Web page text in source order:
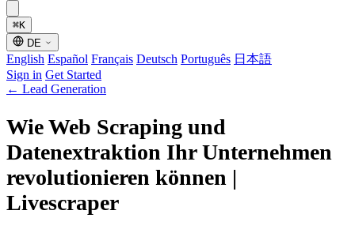
⌘K
DE
English Español Français Deutsch Português 日本語
Sign in Get Started
← Lead Generation
Wie Web Scraping und
Datenextraktion Ihr Unternehmen
revolutionieren können |
Livescraper